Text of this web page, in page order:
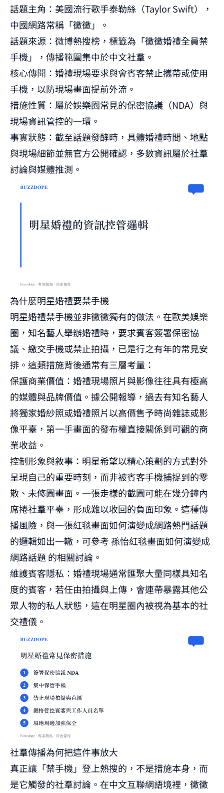
話題主角：美國流行歌手泰勒絲（Taylor Swift），
中國網路常稱「黴黴」。
話題來源：微博熱搜榜，標籤為「黴黴婚禮全員禁
手機」，傳播範圍集中於中文社羣。
核心傳聞：婚禮現場要求與會賓客禁止攜帶或使用
手機，以防現場畫面提前外流。
措施性質：屬於娛樂圈常見的保密協議（NDA）與
現場資訊管控的一環。
事實狀態：截至話題發酵時，具體婚禮時間、地點
與現場細節並無官方公開確認，多數資訊屬於社羣
討論與媒體推測。
為什麼明星婚禮要禁手機
明星婚禮禁手機並非黴黴獨有的做法。在歐美娛樂
圈，知名藝人舉辦婚禮時，要求賓客簽署保密協
議、繳交手機或禁止拍攝，已是行之有年的常見安
排。這類措施背後通常有三層考量：
保護商業價值：婚禮現場照片與影像往往具有極高
的媒體與品牌價值。據公開報導，過去有知名藝人
將獨家婚紗照或婚禮照片以高價售予時尚雜誌或影
像平臺，第一手畫面的發布權直接關係到可觀的商
業收益。
控制形象與敘事：明星希望以精心策劃的方式對外
呈現自己的重要時刻，而非被賓客手機捕捉到的零
散、未修圖畫面。一張走樣的截圖可能在幾分鐘內
席捲社羣平臺，形成難以收回的負面印象。這種傳
播風險，與一張紅毯畫面如何演變成網路熱門話題
的邏輯如出一轍，可參考 孫怡紅毯畫面如何演變成
網路話題 的相關討論。
維護賓客隱私：婚禮現場通常匯聚大量同樣具知名
度的賓客，若任由拍攝與上傳，會連帶暴露其他公
眾人物的私人狀態，這在明星圈內被視為基本的社
交禮儀。
社羣傳播為何把這件事放大
真正讓「禁手機」登上熱搜的，不是措施本身，而
是它觸發的社羣討論。在中文互聯網語境裡，黴黴